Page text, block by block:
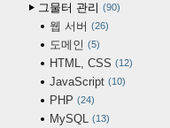
그물터 관리 90
웹 서버 26
도메인 5
HTML, CSS 12
JavaScript 10
PHP 24
MySQL 13